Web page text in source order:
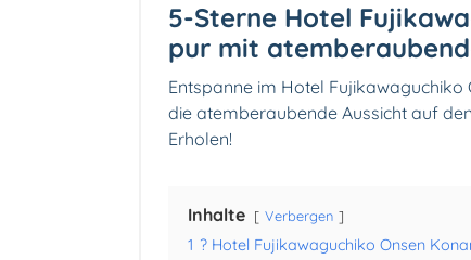
5-Sterne Hotel
pur mit
Entspanne im Hotel Fujikawaguchiko
die atemberaubende Aussicht auf
Erholen!
Inhalte Verbergen
1 ? Hotel Fujikawaguchiko Onsen